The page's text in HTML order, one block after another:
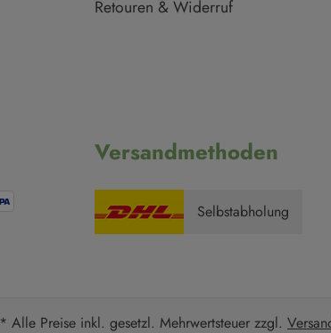
Retouren & Widerruf
Versandmethoden
Selbstabholung
* Alle Preise inkl. gesetzl. Mehrwertsteuer zzgl.